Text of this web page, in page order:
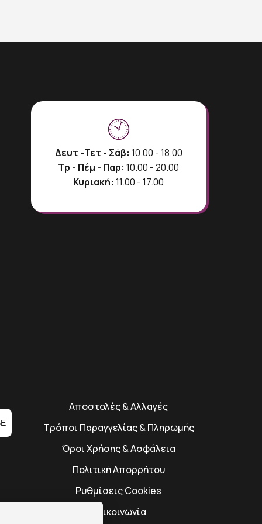
Δευτ -Τετ - Σάβ: 10.00 - 18.00
Τρ - Πέμ - Παρ: 10.00 - 20.00
Κυριακή: 11.00 - 17.00
Αποστολές & Αλλαγές
Τρόποι Παραγγελίας & Πληρωμής
Όροι Χρήσης & Ασφάλεια
Πολιτική Απορρήτου
Ρυθμίσεις Cookies
Επικοινωνία